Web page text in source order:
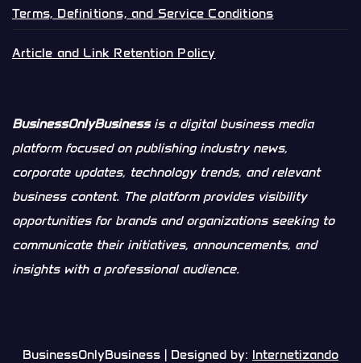
Terms, Definitions, and Service Conditions
Article and Link Retention Policy
BusinessOnlyBusinessis a digital business media
platform focused on publishing industry news,
corporate updates, technology trends, and relevant
business content. The platform provides visibility
opportunities for brands and organizations seeking to
communicate their initiatives, announcements, and
insights with a professional audience.
BusinessOnlyBusiness | Designed by: Internetizando